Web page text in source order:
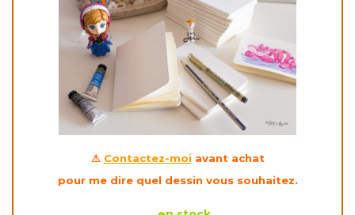
⚠ Contactez-moiavant achat
pour me dire quel dessin vous souhaitez.